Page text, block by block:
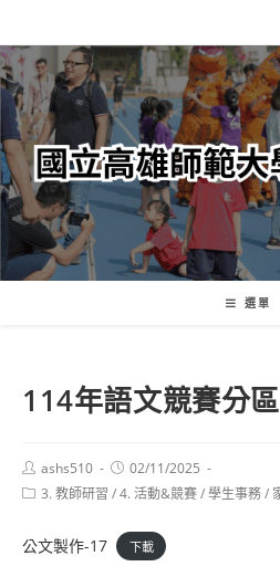
轉
至
主
內
容
選單
114年語文競賽分
Post
author:
ashs510
Post
published:
02/11/2025
Post3. 教師研習 /4. 活動&競賽/學生事務/
公文製作-17 下載